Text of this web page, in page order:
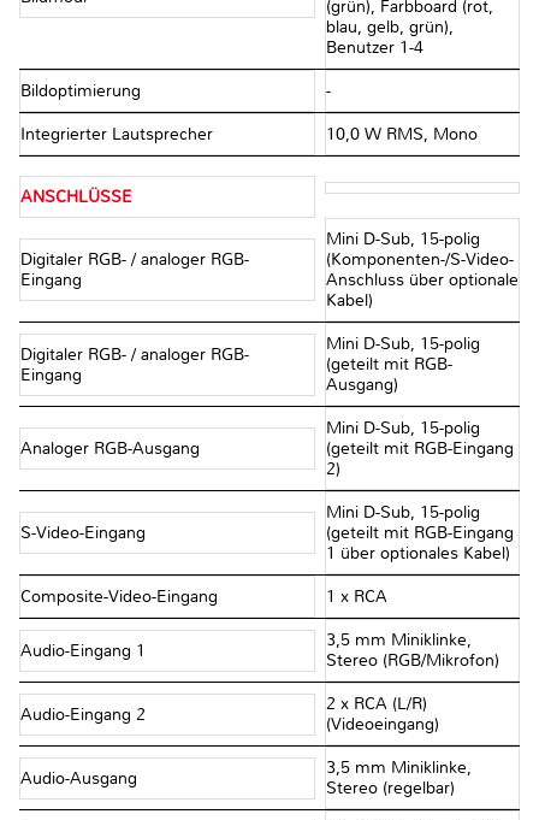
(grün), Farbboard (rot,
blau, gelb, grün),
Benutzer 1-4
Bildoptimierung -
Integrierter Lautsprecher 10,0 W RMS, Mono
ANSCHLÜSSE
Digitaler RGB- / analoger RGB-
Eingang
Mini D-Sub, 15-polig
(Komponenten-/S-Video-
Anschluss über optionale
Kabel)
Digitaler RGB- / analoger RGB-
Eingang
Mini D-Sub, 15-polig
(geteilt mit RGB-
Ausgang)
Analoger RGB-Ausgang
Mini D-Sub, 15-polig
(geteilt mit RGB-Eingang
2)
S-Video-Eingang
Mini D-Sub, 15-polig
(geteilt mit RGB-Eingang
1 über optionales Kabel)
Composite-Video-Eingang 1 x RCA
Audio-Eingang 1
3,5 mm Miniklinke,
Stereo (RGB/Mikrofon)
Audio-Eingang 2
2 x RCA (L/R)
(Videoeingang)
Audio-Ausgang
3,5 mm Miniklinke,
Stereo (regelbar)